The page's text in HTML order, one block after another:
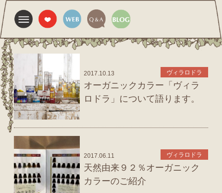
2017.10.13 ヴィラロドラ
オーガニックカラー「ヴィラ
ロドラ」について語ります。
2017.06.11 ヴィラロドラ
天然由来９２％オーガニック
カラーのご紹介